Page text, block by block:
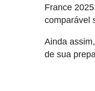
France
comparável
Ainda
de sua